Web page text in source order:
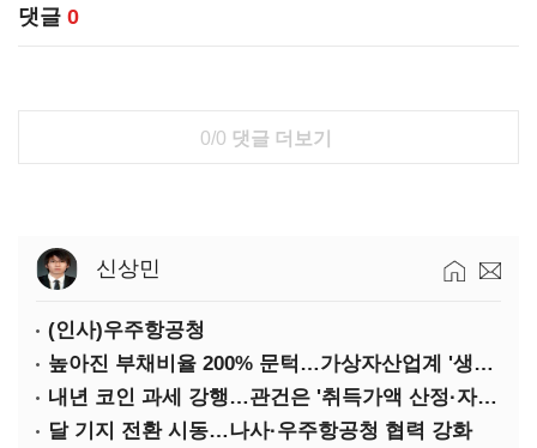
댓글 0
0/0 댓글 더보기
신상민
(인사)우주항공청
높아진 부채비율 200% 문턱…가상자산업계 '생존 시험대'
내년 코인 과세 강행…관건은 '취득가액 산정·자산 이동'
달 기지 전환 시동…나사·우주항공청 협력 강화